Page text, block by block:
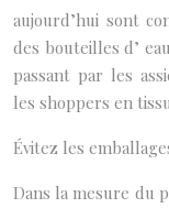
aujourd’hui sont
des bouteilles d’
passant par les
les shoppers en
Évitez les
Dans la mesure du